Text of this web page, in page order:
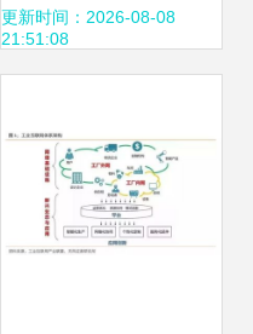
务营收超预期，
破2亿
更新时间：2026-08-08
21:51:08